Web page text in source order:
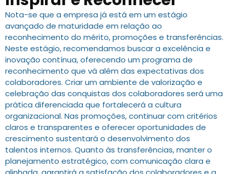
Nota-se que a empresa já está em um estágio
avançado de maturidade em relação ao
reconhecimento do mérito, promoções e transferências.
Neste estágio, recomendamos buscar a excelência e
inovação contínua, oferecendo um programa de
reconhecimento que vá além das expectativas dos
colaboradores. Criar um ambiente de valorização e
celebração das conquistas dos colaboradores será uma
prática diferenciada que fortalecerá a cultura
organizacional. Nas promoções, continuar com critérios
claros e transparentes e oferecer oportunidades de
crescimento sustentará o desenvolvimento dos
talentos internos. Quanto às transferências, manter o
planejamento estratégico, com comunicação clara e